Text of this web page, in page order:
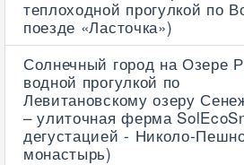
теплоходной прогулкой по
поезде «Ласточка»)
Солнечный город на Озере
водной прогулкой по
Левитановскому озеру
– улиточная ферма
дегустацией - Николо-
монастырь)